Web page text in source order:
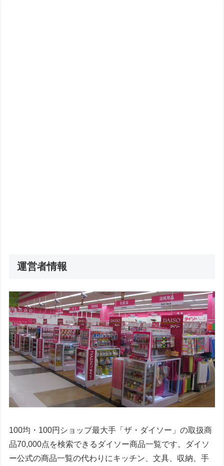
運営者情報
100均・100円ショップ最大手「ザ・ダイソー」の取扱商
品70,000点を検索できるダイソー商品一覧です。ダイソ
ー公式の商品一覧の代わりにキッチン、文具、収納、手